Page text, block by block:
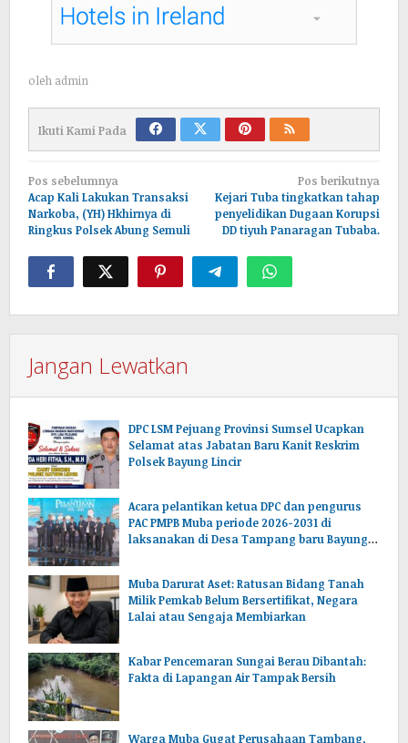
oleh admin
Ikuti Kami Pada
Navigasi
pos
Pos sebelumnya
Acap Kali Lakukan Transaksi
Narkoba, (YH) Hkhirnya di
Ringkus Polsek Abung Semuli
Pos berikutnya
Kejari Tuba tingkatkan tahap
penyelidikan Dugaan Korupsi
DD tiyuh Panaragan Tubaba.
Jangan Lewatkan
DPC LSM Pejuang Provinsi Sumsel Ucapkan
Selamat atas Jabatan Baru Kanit Reskrim
Polsek Bayung Lincir
Acara pelantikan ketua DPC dan pengurus
PAC PMPB Muba periode 2026-2031 di
laksanakan di Desa Tampang baru Bayung
Muba Darurat Aset: Ratusan Bidang Tanah
Milik Pemkab Belum Bersertifikat, Negara
Lalai atau Sengaja Membiarkan
Kabar Pencemaran Sungai Berau Dibantah:
Fakta di Lapangan Air Tampak Bersih
Warga Muba Gugat Perusahaan Tambang,